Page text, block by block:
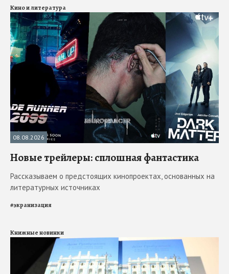
Кино и литература
08.08.2026
Новые трейлеры: сплошная фантастика
Рассказываем о предстоящих кинопроектах, основанных на
литературных источниках
#экранизация
Книжные новинки